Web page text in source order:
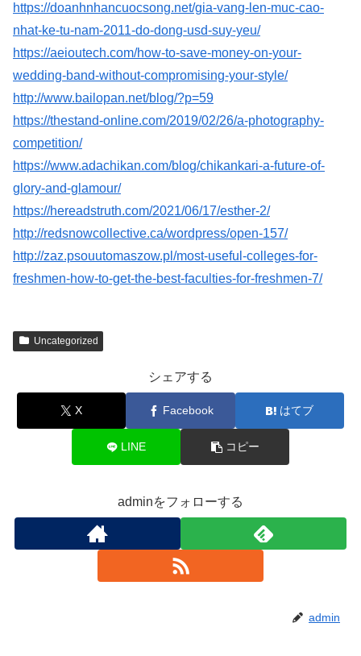
https://doanhnhancuocsong.net/gia-vang-len-muc-cao-
nhat-ke-tu-nam-2011-do-dong-usd-suy-yeu/
https://aeioutech.com/how-to-save-money-on-your-
wedding-band-without-compromising-your-style/
http://www.bailopan.net/blog/?p=59
https://thestand-online.com/2019/02/26/a-photography-
competition/
https://www.adachikan.com/blog/chikankari-a-future-of-
glory-and-glamour/
https://hereadstruth.com/2021/06/17/esther-2/
http://redsnowcollective.ca/wordpress/open-157/
http://zaz.psouutomaszow.pl/most-useful-colleges-for-
freshmen-how-to-get-the-best-faculties-for-freshmen-7/
Uncategorized
シェアする
X Facebook はてブ
LINE コピー
adminをフォローする
admin